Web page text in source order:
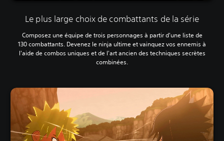
Le plus large choix de combattants de la série
Composez une équipe de trois personnages à partir d'une liste de
130 combattants. Devenez le ninja ultime et vainquez vos ennemis à
l'aide de combos uniques et de l'art ancien des techniques secrètes
combinées.